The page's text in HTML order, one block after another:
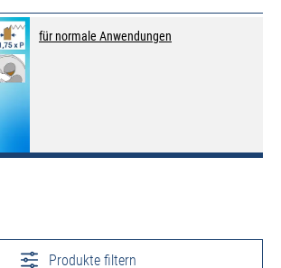
für normale Anwendungen
Produkte filtern